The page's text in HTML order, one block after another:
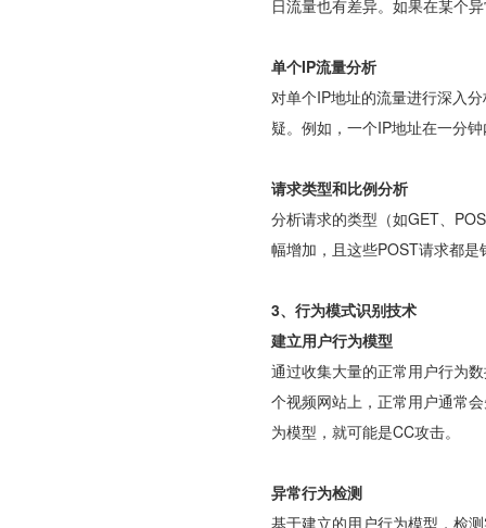
日流量也有差异。如果在某个
单个IP流量分析
对单个IP地址的流量进行深入
疑。例如，一个IP地址在一分
请求类型和比例分析
分析请求的类型（如GET、
幅增加，且这些POST请求都
3、行为模式识别技术
建立用户行为模型
通过收集大量的正常用户行为
个视频网站上，正常用户通常
为模型，就可能是CC攻击。
异常行为检测
基于建立的用户行为模型，检